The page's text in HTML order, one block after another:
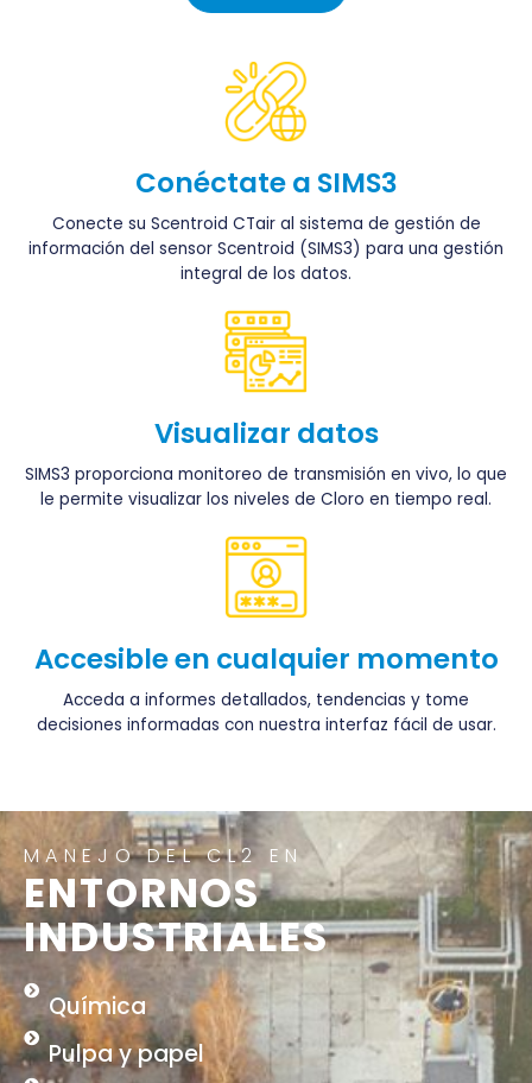
Conéctate a SIMS3
Conecte su Scentroid CTair al sistema de gestión de
información del sensor Scentroid (SIMS3) para una gestión
integral de los datos.
Visualizar datos
SIMS3 proporciona monitoreo de transmisión en vivo, lo que
le permite visualizar los niveles de Cloro en tiempo real.
Accesible en cualquier momento
Acceda a informes detallados, tendencias y tome
decisiones informadas con nuestra interfaz fácil de usar.
MANEJO DEL CL2 EN
ENTORNOS
INDUSTRIALES
Química
Pulpa y papel